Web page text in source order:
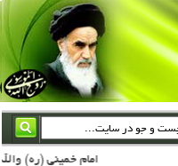
امام خمینی (ره) والله اسلام تمامش سیاست است؛ ***** امام شهید: به گفتار امام و کردار امام اهتمام بورزید ***** امام خمینی(ره): ان شاء الله ما اندوه دلمان را در وقت مناسب با انتقام از امریکا و آل سعود برطرف